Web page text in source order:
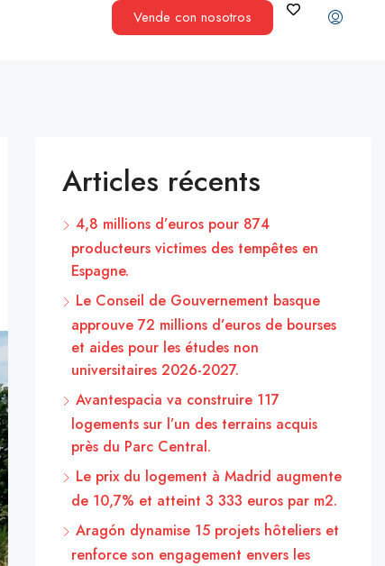
Vende con nosotros
Articles récents
4,8 millions d’euros pour 874
producteurs victimes des tempêtes en
Espagne.
Le Conseil de Gouvernement basque
approuve 72 millions d’euros de bourses
et aides pour les études non
universitaires 2026-2027.
Avantespacia va construire 117
logements sur l’un des terrains acquis
près du Parc Central.
Le prix du logement à Madrid augmente
de 10,7% et atteint 3 333 euros par m2.
Aragón dynamise 15 projets hôteliers et
renforce son engagement envers les